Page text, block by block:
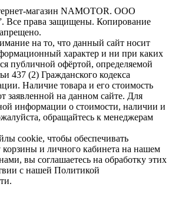
магазин NAMOTOR. ООО
Все права защищены. Копирование
на то, что данный сайт носит
характер и ни при каких
публичной офёртой, определяемой
437 (2) Гражданского кодекса
Наличие товара и его стоимость
заявленной на данном сайте. Для
информации о стоимости, наличии и
обращайтесь к менеджерам
cookie, чтобы обеспечивать
корзины и личного кабинета на нашем
вы соглашаетесь на обработку этих
с нашей Политикой